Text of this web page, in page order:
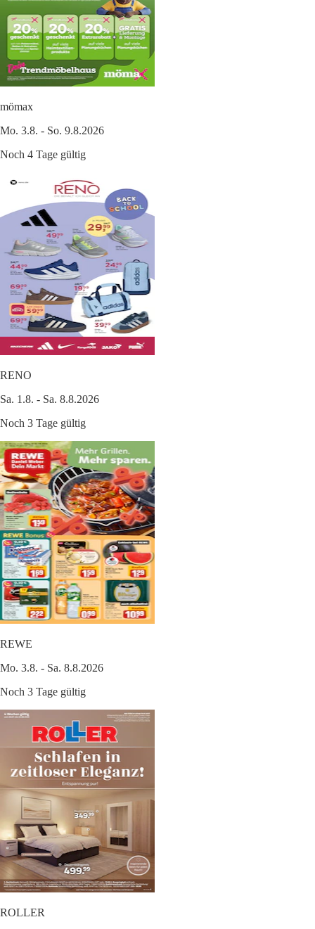
mömax
Mo. 3.8. - So. 9.8.2026
Noch 4 Tage gültig
RENO
Sa. 1.8. - Sa. 8.8.2026
Noch 3 Tage gültig
REWE
Mo. 3.8. - Sa. 8.8.2026
Noch 3 Tage gültig
ROLLER